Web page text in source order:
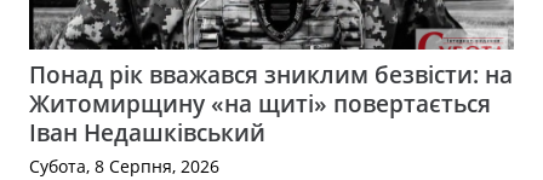
Понад рік вважався зниклим безвісти: на
Житомирщину «на щиті» повертається
Іван Недашківський
Субота, 8 Серпня, 2026